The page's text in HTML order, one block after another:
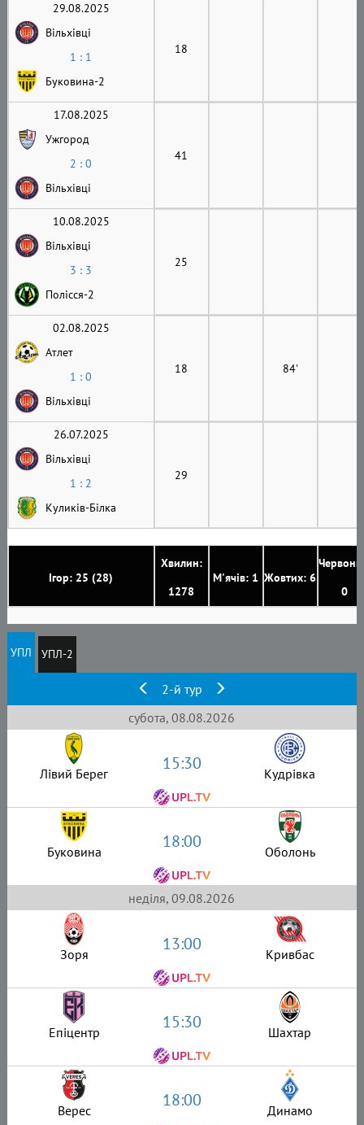
Ігор: 25 (28)
Хвилин:
1278
М'ячів: 1 Жовтих: 6
0
29.08.2025
Вільхівці
1 : 1
Буковина-2
18
17.08.2025
Ужгород
2 : 0
Вільхівці
41
10.08.2025
Вільхівці
3 : 3
Полісся-2
25
02.08.2025
Атлет
1 : 0
Вільхівці
18 84'
26.07.2025
Вільхівці
1 : 2
Куликів-Білка
29
УПЛ УПЛ-2
2-й тур
субота, 08.08.2026
Лівий Берег 15:30 Кудрівка
Буковина 18:00 Оболонь
неділя, 09.08.2026
Зоря 13:00 Кривбас
Епіцентр 15:30 Шахтар
Верес 18:00 Динамо